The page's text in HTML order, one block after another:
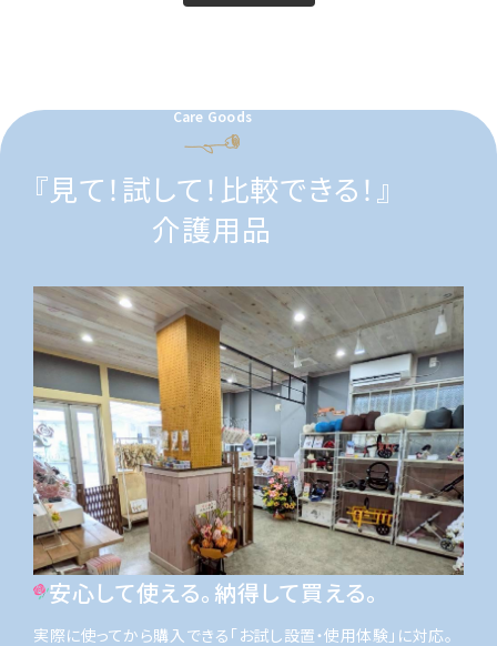
Care Goods
『見て！試して！比較できる！』
介護用品
安心して使える。納得して買える。
実際に使ってから購入できる「お試し設置・使用体験」に対応。